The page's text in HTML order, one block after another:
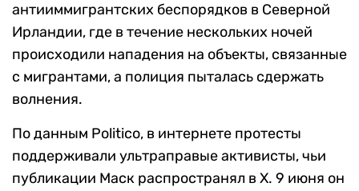
антииммигрантских беспорядков в Северной
Ирландии, где в течение нескольких ночей
происходили нападения на объекты, связанные
с мигрантами, а полиция пыталась сдержать
волнения.
По данным Politico, в интернете протесты
поддерживали ультраправые активисты, чьи
публикации Маск распространял в X. 9 июня он